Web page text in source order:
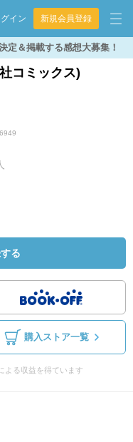
グイン 新規会員登録
定＆掲載する感想大募集！
コミックス)
る
購入ストア一覧
よる収益を得ています